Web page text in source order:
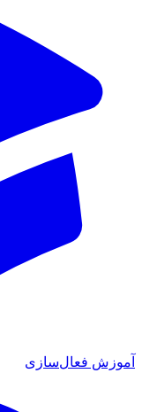
فعال‌سازی